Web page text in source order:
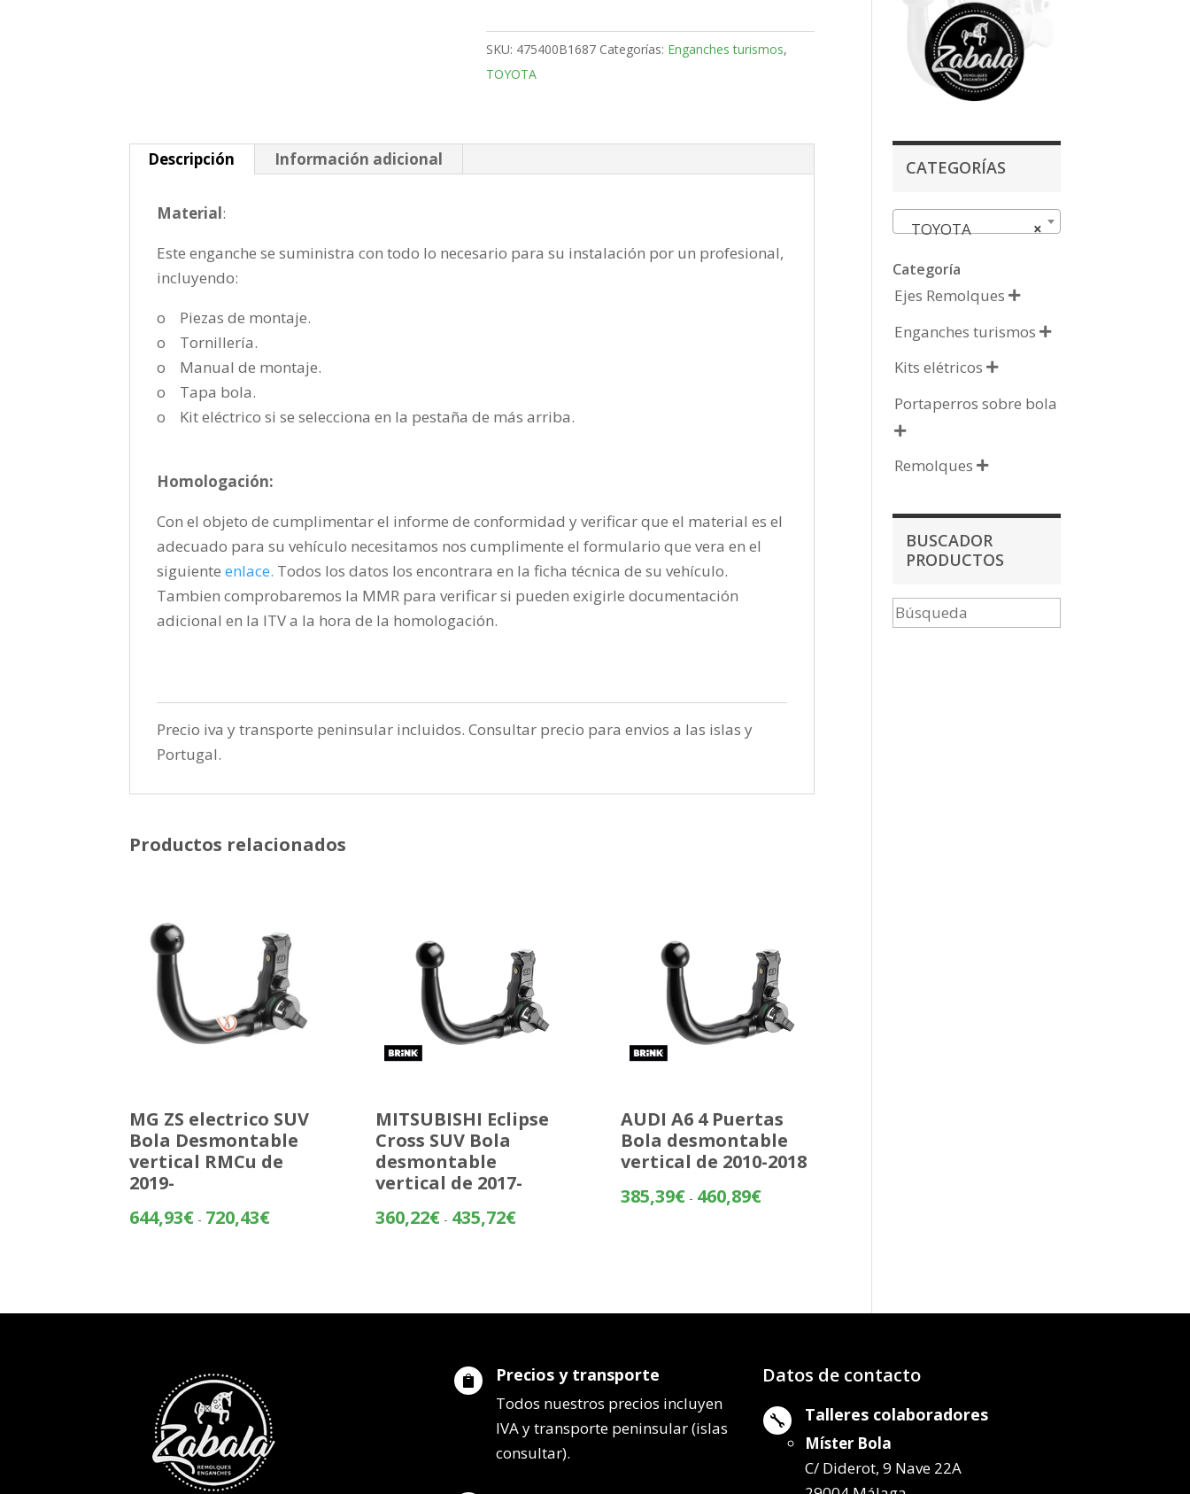
Bola
desmontable
horizontal
SKU: 475400B1687 Categorías: Enganches turismos,
TOYOTA
Descripción Información adicional
Material:
Este enganche se suministra con todo lo necesario para su instalación por un profesional,
incluyendo:
o Piezas de montaje.
o Tornillería.
o Manual de montaje.
o Tapa bola.
o Kit eléctrico si se selecciona en la pestaña de más arriba.
Homologación:
Con el objeto de cumplimentar el informe de conformidad y verificar que el material es el
adecuado para su vehículo necesitamos nos cumplimente el formulario que vera en el
siguienteenlace. Todos los datos los encontrara en la ficha técnica de su vehículo.
Tambien comprobaremos la MMR para verificar si pueden exigirle documentación
adicional en la ITV a la hora de la homologación.
Precio iva y transporte peninsular incluidos. Consultar precio para envios a las islas y
Portugal.
Productos relacionados
MG ZS electrico SUV
Bola Desmontable
vertical RMCu de
2019-
644,93€ - 720,43€Rango
hasta
MITSUBISHI Eclipse
Cross SUV Bola
desmontable
vertical de 2017-
360,22€ - 435,72€Rango
hasta
AUDI A6 4 Puertas
Bola desmontable
vertical de 2010-2018
385,39€ - 460,89€Rango
460,89€
CATEGORÍAS
×
TOYOTA
Categoría
Ejes Remolques 
Enganches turismos 
Kits elétricos 
Portaperros sobre bola

Remolques 
BUSCADOR
PRODUCTOS
 Precios y transporte
Todos nuestros precios incluyen
IVA y transporte peninsular (islas
consultar).
Datos de contacto
 Talleres colaboradores
Míster Bola
C/ Diderot, 9 Nave 22A